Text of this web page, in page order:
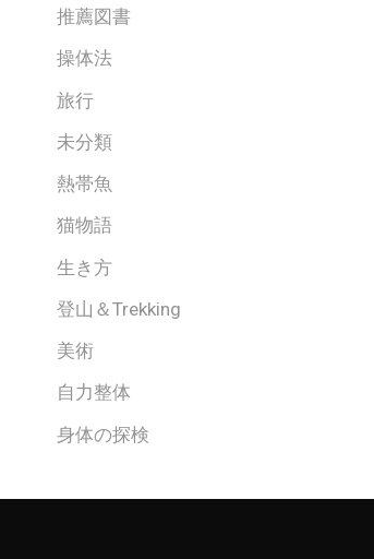
推薦図書
操体法
旅行
未分類
熱帯魚
猫物語
生き方
登山＆Trekking
美術
自力整体
身体の探検